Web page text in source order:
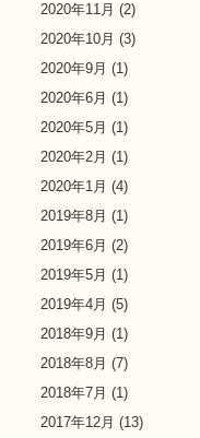
2020年11月 (2)
2020年10月 (3)
2020年9月 (1)
2020年6月 (1)
2020年5月 (1)
2020年2月 (1)
2020年1月 (4)
2019年8月 (1)
2019年6月 (2)
2019年5月 (1)
2019年4月 (5)
2018年9月 (1)
2018年8月 (7)
2018年7月 (1)
2017年12月 (13)